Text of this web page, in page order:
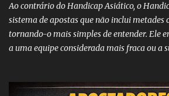
o
s
Ao contrário do Handicap Asiático, o
sistema de apostas que não inclui metades
tornando-o mais simples de entender. Ele
a uma equipe considerada mais fraca ou a
tornando-os mais atraentes para os